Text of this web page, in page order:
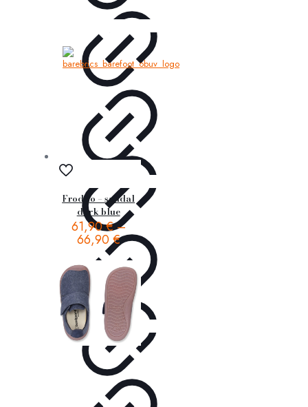
Froddo – sandal
dark blue
61,90€–
66,90€